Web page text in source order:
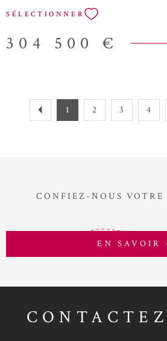
Diagnostique Performance Energétique.
avec soin et des matériaux de qualité, a
de l’ancien : poutres et pierres
cheminées en marbre. Témoin des grands
venez à la découverte de l’histoire cathare
imprégner par la spiritualité du berceau
SÉLECTIONNER
304 500 €
1 2 3 4
CONFIEZ-NOUS VOTRE
EN SAVOIR